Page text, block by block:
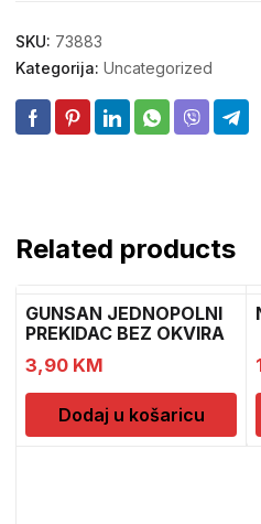
SKU: 73883
Kategorija: Uncategorized
Related products
GUNSAN JEDNOPOLNI
PREKIDAC BEZ OKVIRA
11
3,90 KM
Dodaj u košaricu